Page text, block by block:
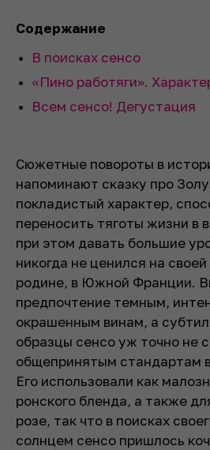
Содержание
В поисках сенсо
«Пино работяги».
Всем сенсо! Дегустация
Сюжетные повороты в
напоминают сказку про
покладистый характер,
переносить тяготы жизни в
при этом давать большие
никогда не ценился на
родине, в Южной Франции.
предпочтение темным,
окрашенным винам, а
образцы сенсо уж точно не
общепринятым стандартам
Его использовали как
ронского бленда, а также
розе, так что в поисках
солнцем сенсо пришлось